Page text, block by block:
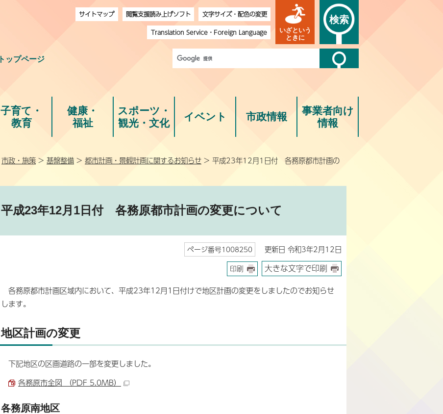
トップページ
サイトマップ 閲覧支援読み上げソフト
文字サイズ・配色の変更
Translation Service・ Foreign Language
いざという
ときに
検索
子育て・
教育
健康・
福祉
スポーツ・
観光・文化
イベント 市政情報
事業者向け
情報
市政・施策 > 基盤整備 > 都市計画・景観計画に関するお知らせ > 平成23年12月1日付 各務原都市計画の
平成23年12月1日付 各務原都市計画の変更について
ページ番号1008250 更新日 令和3年2月12日
印刷 大きな文字で印刷
各務原都市計画区域内において、平成23年12月1日付けで地区計画の変更をしましたのでお知らせ
します。
地区計画の変更
下記地区の区画道路の一部を変更しました。
各務原市全図 （PDF 5.0MB）
各務原南地区